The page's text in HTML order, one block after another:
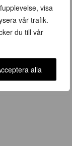
visa
vår trafik.
du till vår
alla